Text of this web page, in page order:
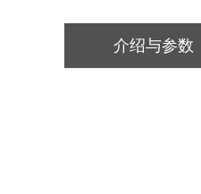
介绍与参数